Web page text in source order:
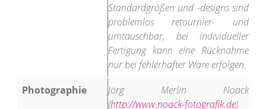
Standardgrößen und -designs sind
problemlos retournier- und
umtauschbar, bei individueller
Fertigung kann eine Rücknahme
nur bei fehlerhafter Ware erfolgen.
Photographie
Jörg Merlin Noack
(http://www.noack-fotografik.de)